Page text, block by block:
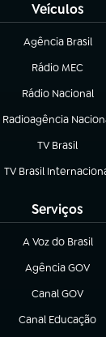
Veículos
Agência Brasil
(abre em nova
Rádio MEC
(abre em nova
Rádio Nacional
Radioagência
(abre em nova aba)
TV Brasil
(abre em nova
TV Brasil
(abre em nova aba)
Serviços
A Voz do Brasil
(abre em nova
Agência GOV
(abre em nova
Canal GOV
(abre em nova
Canal Educação
(abre em nova aba)